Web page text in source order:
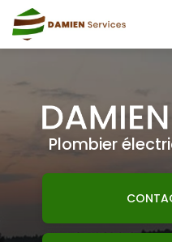
au
contenu
principal
Plombier